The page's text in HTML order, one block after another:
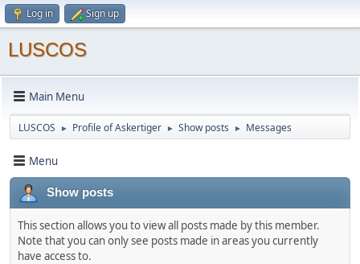
Log in Sign up
LUSCOS
Main Menu
LUSCOS ► Profile of Askertiger ► Show posts ► Messages
Menu
Show posts
This section allows you to view all posts made by this member.
Note that you can only see posts made in areas you currently
have access to.